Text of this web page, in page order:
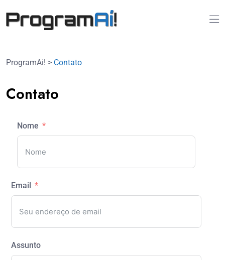
ProgramAi! > Contato
Contato
Nome
Email
Assunto